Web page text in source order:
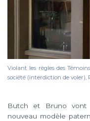
Violant les règles des
société (interdiction de voler),
Butch et Bruno
nouveau modèle